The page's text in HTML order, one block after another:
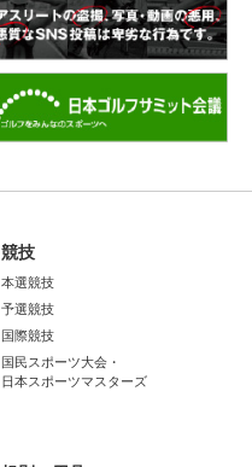
競技
本選競技
予選競技
国際競技
国民スポーツ大会・
日本スポーツマスターズ